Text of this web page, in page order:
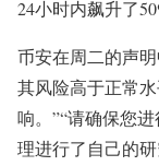
24小时内飙升了
币安在周二的声
其风险高于正常
响。”“请确保您
理进行了自己的